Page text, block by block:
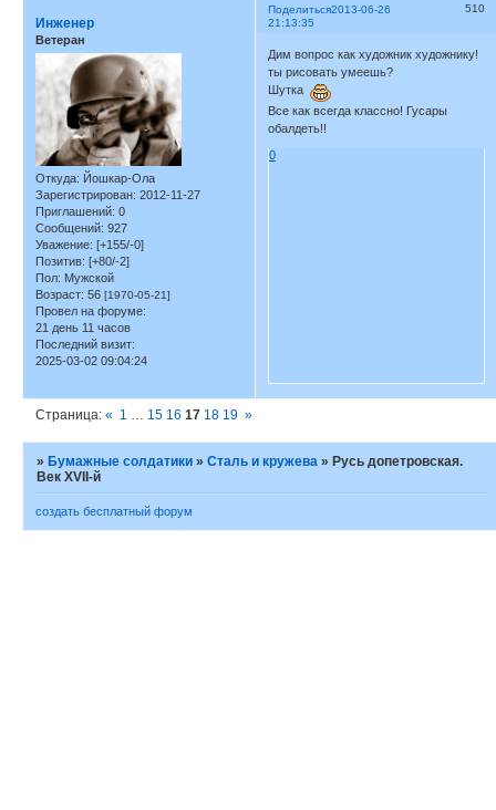
Поделиться 510
2013-06-26
21:13:35
Инженер
Ветеран
Откуда: Йошкар-Ола
Зарегистрирован: 2012-11-27
Приглашений: 0
Сообщений: 927
Уважение: [+155/-0]
Позитив: [+80/-2]
Пол: Мужской
Возраст: 56 [1970-05-21]
Провел на форуме:
21 день 11 часов
Последний визит:
2025-03-02 09:04:24
Дим вопрос как художник художнику!
ты рисовать умеешь?
Шутка
Все как всегда классно! Гусары
обалдеть!!
0
Страница:« 1 … 15 16 17 18 19 »
»Бумажные солдатики »Сталь и кружева »Русь допетровская.
Век XVII-й
создать бесплатный форум